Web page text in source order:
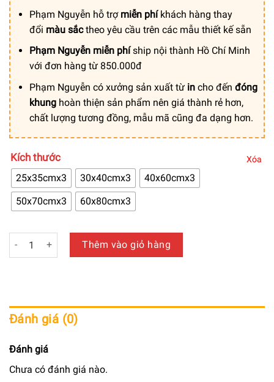
Phạm Nguyễn hỗ trợ miễn phíkhách hàng thay
đổi màu sắctheo yêu cầu trên các mẫu thiết kế sẵn
Phạm Nguyễn miễn phíship nội thành Hồ Chí Minh
với đơn hàng từ 850.000đ
Phạm Nguyễn có xưởng sản xuất từ incho đến đóng
khunghoàn thiện sản phẩm nên giá thành rẻ hơn,
chất lượng tương đồng, mẫu mã cũng đa dạng hơn.
Kích thước
25x35cmx3 30x40cmx3
40x60cmx3
50x70cmx3
60x80cmx3
Xóa
Tranh trang trí canvas chủ đề bình hoa chất lượng loại 1 -
Thêm vào giỏ hàng
Đánh giá (0)
Đánh giá
Chưa có đánh giá nào.